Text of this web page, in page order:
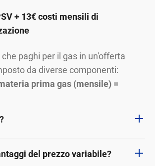
+ 13€ costi mensili di
paghi per il gas in un'offerta
da diverse componenti:
prima gas (mensile) =
del prezzo variabile?